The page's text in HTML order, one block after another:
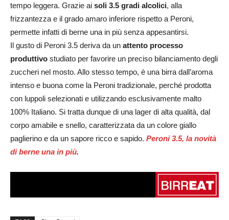
tempo leggera. Grazie ai soli 3.5 gradi alcolici, alla
frizzantezza e il grado amaro inferiore rispetto a Peroni,
permette infatti di berne una in più senza appesantirsi.
Il gusto di Peroni 3.5 deriva da un attento processo
produttivo studiato per favorire un preciso bilanciamento degli
zuccheri nel mosto. Allo stesso tempo, è una birra dall’aroma
intenso e buona come la Peroni tradizionale, perché prodotta
con luppoli selezionati e utilizzando esclusivamente malto
100% Italiano. Si tratta dunque di una lager di alta qualità, dal
corpo amabile e snello, caratterizzata da un colore giallo
paglierino e da un sapore ricco e sapido. Peroni 3.5, la novità
di berne una in più.